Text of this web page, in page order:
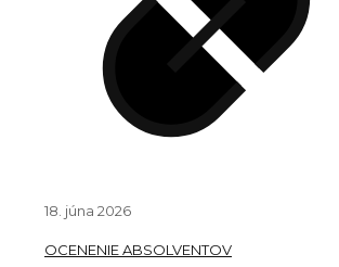
18. júna 2026
OCENENIE ABSOLVENTOV